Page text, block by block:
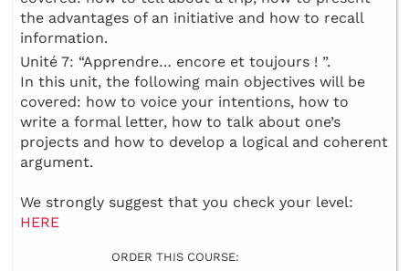
the advantages of an initiative and how to recall
information.
Unité 7: “Apprendre… encore et toujours ! ”.
In this unit, the following main objectives will be
covered: how to voice your intentions, how to
write a formal letter, how to talk about one’s
projects and how to develop a logical and coherent
argument.
We strongly suggest that you check your level:
HERE
ORDER THIS COURSE: